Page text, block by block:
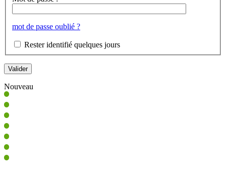
mot de passe oublié ?
Rester identifié quelques jours
Nouveau